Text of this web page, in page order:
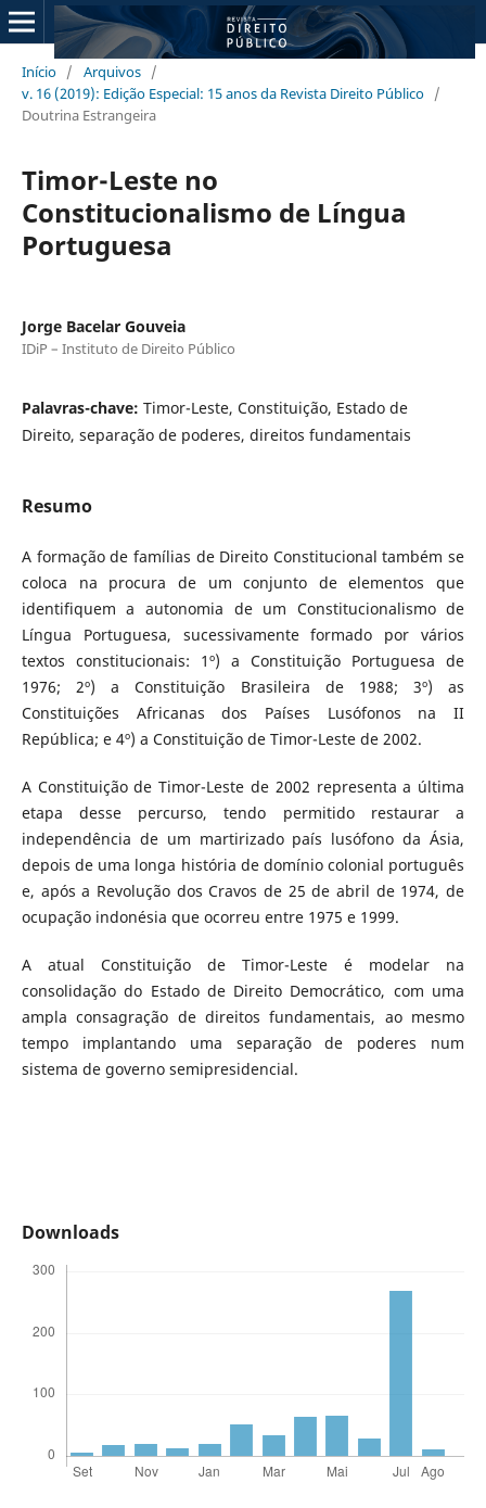
Início / Arquivos /
v. 16 (2019): Edição Especial: 15 anos da Revista Direito Público /
Doutrina Estrangeira
Timor-Leste no
Constitucionalismo de Língua
Portuguesa
Jorge Bacelar Gouveia
IDiP – Instituto de Direito Público
Palavras-chave: Timor-Leste, Constituição, Estado de
Direito, separação de poderes, direitos fundamentais
Resumo
A formação de famílias de Direito Constitucional também se
coloca na procura de um conjunto de elementos que
identifiquem a autonomia de um Constitucionalismo de
Língua Portuguesa, sucessivamente formado por vários
textos constitucionais: 1º) a Constituição Portuguesa de
1976; 2º) a Constituição Brasileira de 1988; 3º) as
Constituições Africanas dos Países Lusófonos na II
República; e 4º) a Constituição de Timor-Leste de 2002.
A Constituição de Timor-Leste de 2002 representa a última
etapa desse percurso, tendo permitido restaurar a
independência de um martirizado país lusófono da Ásia,
depois de uma longa história de domínio colonial português
e, após a Revolução dos Cravos de 25 de abril de 1974, de
ocupação indonésia que ocorreu entre 1975 e 1999.
A atual Constituição de Timor-Leste é modelar na
consolidação do Estado de Direito Democrático, com uma
ampla consagração de direitos fundamentais, ao mesmo
tempo implantando uma separação de poderes num
sistema de governo semipresidencial.
Downloads